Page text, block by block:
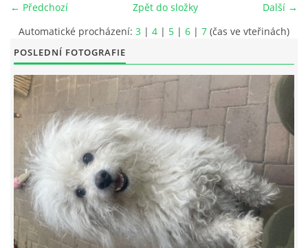
← Předchozí Další →
Zpět do složky
Automatické procházení: 3 | 4 | 5 | 6 | 7 (čas ve vteřinách)
POSLEDNÍ FOTOGRAFIE